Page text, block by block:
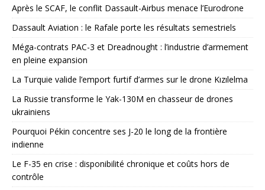
Après le SCAF, le conflit Dassault-Airbus menace l’Eurodrone
Dassault Aviation : le Rafale porte les résultats semestriels
Méga-contrats PAC-3 et Dreadnought : l’industrie d’armement
en pleine expansion
La Turquie valide l’emport furtif d’armes sur le drone Kızılelma
La Russie transforme le Yak-130M en chasseur de drones
ukrainiens
Pourquoi Pékin concentre ses J-20 le long de la frontière
indienne
Le F-35 en crise : disponibilité chronique et coûts hors de
contrôle